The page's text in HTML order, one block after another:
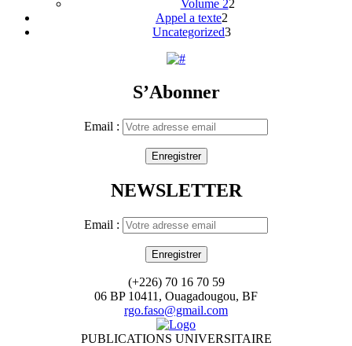
Volume 22
Appel a texte2
Uncategorized3
S’Abonner
Email :
NEWSLETTER
Email :
(+226) 70 16 70 59
06 BP 10411, Ouagadougou, BF
rgo.faso@gmail.com
PUBLICATIONS UNIVERSITAIRE